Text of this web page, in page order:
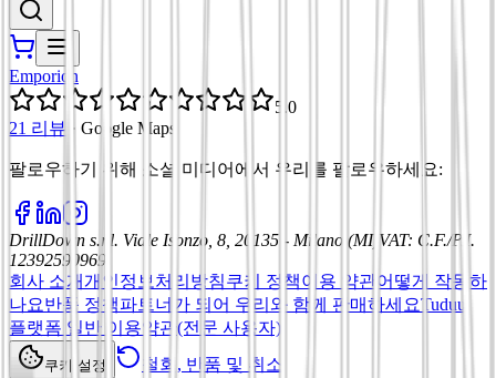
Emporion
5.0
21 리뷰 · Google Maps
팔로우하기 위해 소셜 미디어에서 우리를 팔로우하세요:
DrillDown s.r.l. Viale Isonzo, 8, 20135 - Milano (MI) VAT: C.F./P.I.
12392590969
회사 소개개인정보처리방침쿠키 정책이용 약관 어떻게 작동하
나요반품 정책파트너가 되어 우리와 함께 판매하세요Tuduu
플랫폼 일반 이용약관(전문 사용자)
쿠키 설정 철회, 반품 및 취소